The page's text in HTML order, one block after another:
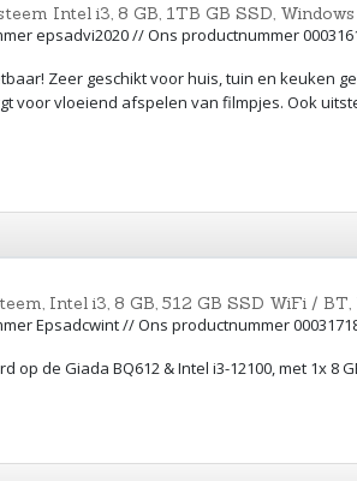
Intel i3, 8 GB, 1TB GB SSD, Windows
epsadvi2020 // Ons productnummer
Zeer geschikt voor huis, tuin en keuken
voor vloeiend afspelen van filmpjes. Ook
Intel i3, 8 GB, 512 GB SSD WiFi / BT,
Epsadcwint // Ons productnummer
op de Giada BQ612 & Intel i3-12100, met 1x 8